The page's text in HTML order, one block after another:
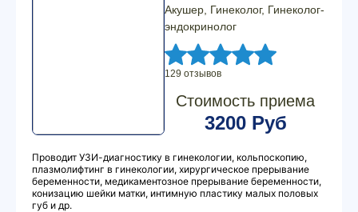
Акушер, Гинеколог, Гинеколог-
эндокринолог
129 отзывов
Стоимость приема
3200 Руб
Проводит УЗИ-диагностику в гинекологии, кольпоскопию,
плазмолифтинг в гинекологии, хирургическое прерывание
беременности, медикаментозное прерывание беременности,
конизацию шейки матки, интимную пластику малых половых
губ и др.